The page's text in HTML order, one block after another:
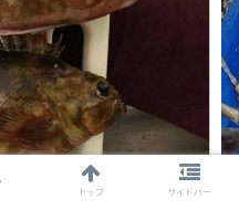
トップ サイドバー